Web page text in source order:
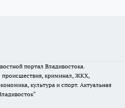
портал Владивостока.
происшествия, криминал, ЖКХ,
культура и спорт. Актуальная